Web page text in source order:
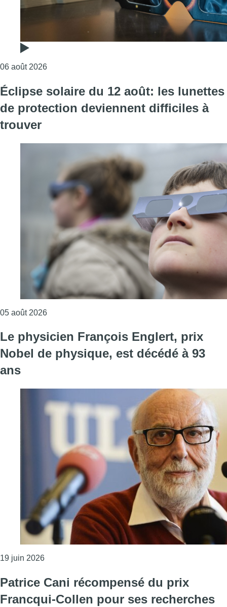
06 août 2026Consulter l'article "Heures, lieux et lunettes :
Éclipse solaire du 12 août: les lunettes
de protection deviennent difficiles à
trouver
05 août 2026Consulter l'article "Éclipse solaire du 12 août: les
Le physicien François Englert, prix
Nobel de physique, est décédé à 93
ans
19 juin 2026Consulter l'article "Le physicien François Englert,
Patrice Cani récompensé du prix
Francqui-Collen pour ses recherches